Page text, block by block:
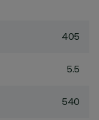
405
5.5
540